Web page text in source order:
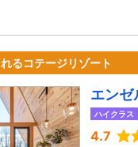
るコテージリゾート
エンゼ
ハイクラス
4.7